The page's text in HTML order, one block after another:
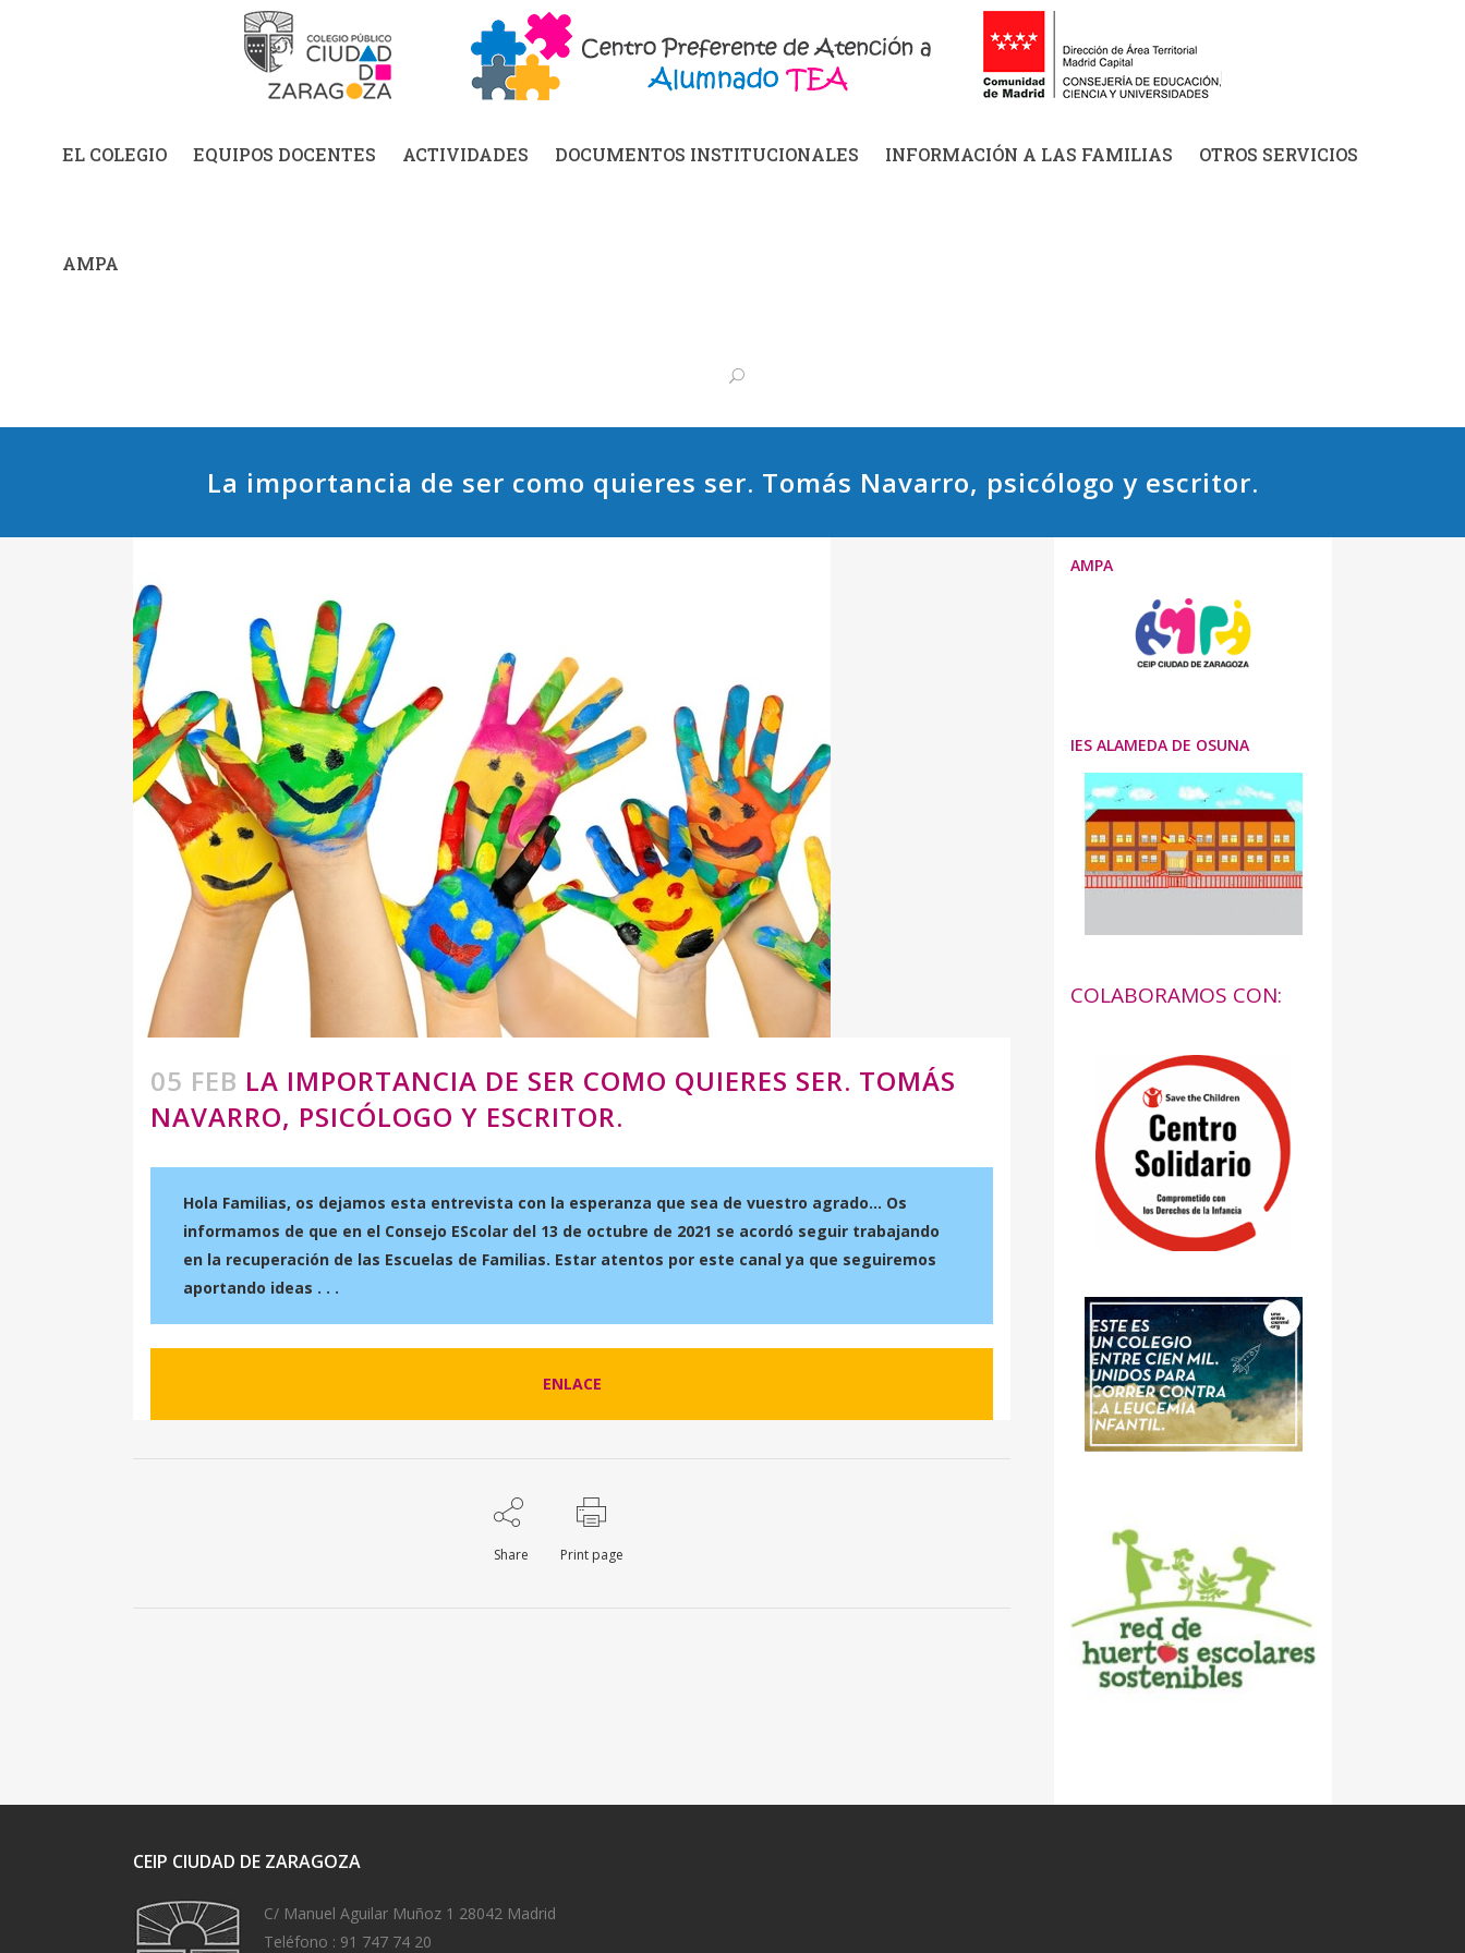
EL COLEGIO EQUIPOS DOCENTES ACTIVIDADES DOCUMENTOS INSTITUCIONALES INFORMACIÓN A LAS FAMILIAS OTROS SERVICIOS
AMPA
La importancia de ser como quieres ser. Tomás Navarro, psicólogo y escritor.
05 FEB LA IMPORTANCIA DE SER COMO QUIERES SER. TOMÁS
NAVARRO, PSICÓLOGO Y ESCRITOR.
Hola Familias, os dejamos esta entrevista con la esperanza que sea de vuestro agrado… Os
informamos de que en el Consejo EScolar del 13 de octubre de 2021 se acordó seguir trabajando
en la recuperación de las Escuelas de Familias. Estar atentos por este canal ya que seguiremos
aportando ideas . . .
ENLACE
Share Print page
AMPA
IES ALAMEDA DE OSUNA
COLABORAMOS CON:
CEIP CIUDAD DE ZARAGOZA
C/ Manuel Aguilar Muñoz 1 28042 Madrid
Teléfono : 91 747 74 20